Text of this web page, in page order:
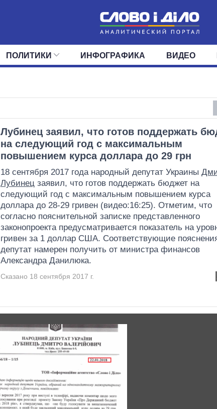
ПОЛИТИКИ ИНФОГРАФИКА ВИДЕО
Лубинец заявил, что готов поддержать
на следующий год с максимальным
повышением курса доллара до 29 грн
18 сентября 2017 года народный депутат Украины
Лубинецзаявил, что готов поддержать бюджет на
следующий год с максимальным повышением курса
доллара до 28-29 гривен (видео:16:25). Отметим, что
согласно пояснительной записке представленного
законопроекта предусматривается показатель на
гривен за 1 доллар США. Соответствующие
депутат намерен получить от министра финансов
Александра Данилюка.
Сказано 18 сентября 2017 г.